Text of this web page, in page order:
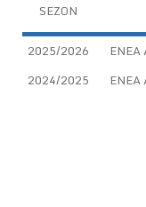
SEZON
2025/2026 ENEA
2024/2025
ENEA